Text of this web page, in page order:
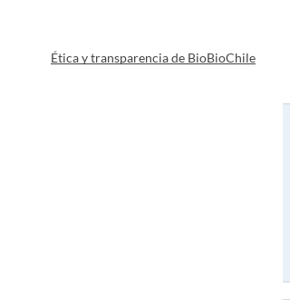
Ética y transparencia de BioBioChile